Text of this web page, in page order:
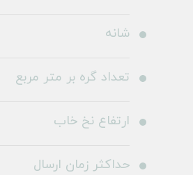
شانه
تعداد گره بر متر مربع
ارتفاع نخ خاب
حداکثر زمان ارسال